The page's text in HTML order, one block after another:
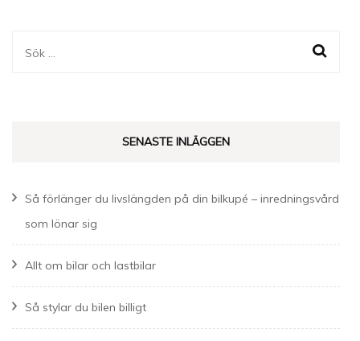
Sök
SENASTE INLÄGGEN
Så förlänger du livslängden på din bilkupé – inredningsvård
som lönar sig
Allt om bilar och lastbilar
Så stylar du bilen billigt